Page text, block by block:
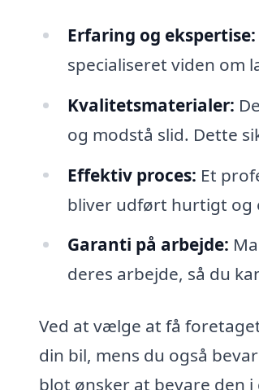
Erfaring og ekspertise:
specialiseret viden om
Kvalitetsmaterialer:
og modstå slid. Dette
Effektiv proces: Et
bliver udført hurtigt og
Garanti på arbejde:
deres arbejde, så du
Ved at vælge at få
din bil, mens du også
blot ønsker at bevare den